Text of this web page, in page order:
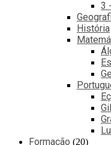
3
História
Formação 20